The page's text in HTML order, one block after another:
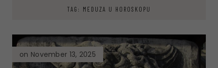
TAG: MEDUZA U HOROSKOPU
on November 13, 2025